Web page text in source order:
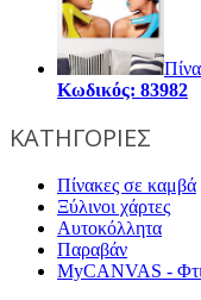
Κωδικός: 83982
ΚΑΤΗΓΟΡΙΕΣ
Πίνακες σε καμβά
Ξύλινοι χάρτες
Αυτοκόλλητα
Παραβάν
MyCANVAS -